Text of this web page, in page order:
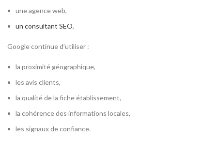
une agence web,
un consultant SEO,
Google continue d’utiliser :
la proximité géographique,
les avis clients,
la qualité de la fiche établissement,
la cohérence des informations locales,
les signaux de confiance.